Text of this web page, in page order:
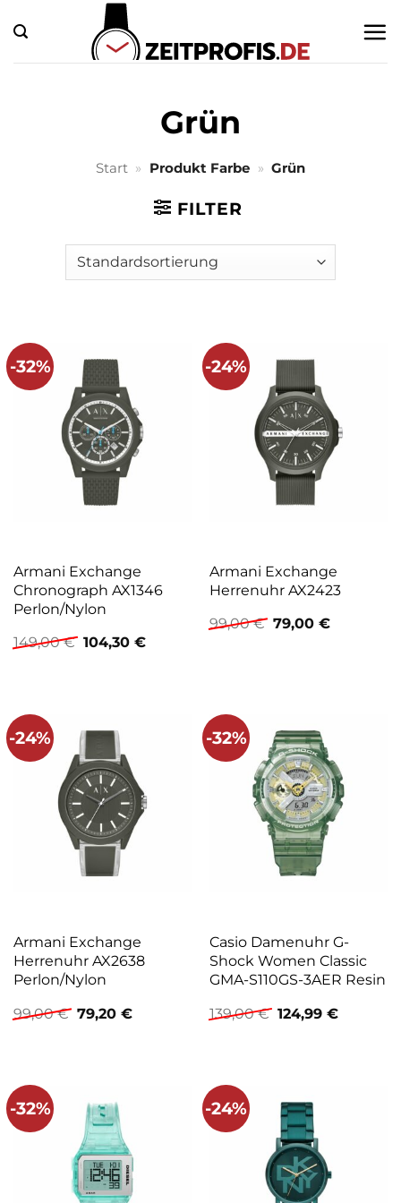
Inhalt
springen
Grün
Start » Produkt Farbe » Grün
FILTER
-32%
Armani Exchange
Chronograph AX1346
Perlon/Nylon
149,00€ Ursprünglicher
Preis
104,30 €Aktueller
-24%
Armani Exchange
Herrenuhr AX2423
99,00€ Ursprünglicher
Preis
79,00 €Aktueller
-24%
Armani Exchange
Herrenuhr AX2638
Perlon/Nylon
99,00€ Ursprünglicher
Preis
79,20 €Aktueller
-32%
Casio Damenuhr G-
Shock Women Classic
GMA-S110GS-3AER Resin
139,00€ Ursprünglicher
Preis
124,99 €
-32% -24%